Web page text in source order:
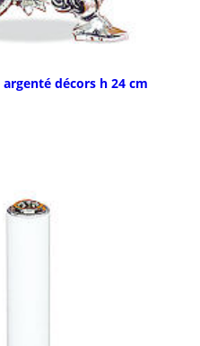
décors h 24 cm